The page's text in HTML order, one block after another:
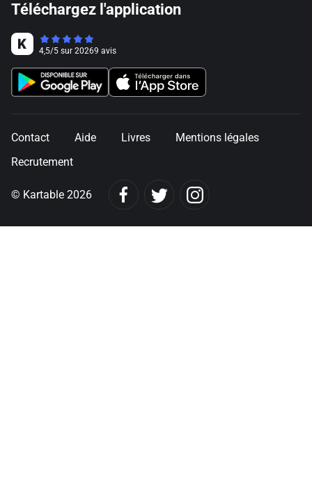
Téléchargez l'application
4,5/5 sur 20269 avis
Contact Aide Livres
Mentions légales
Recrutement
© Kartable 2026